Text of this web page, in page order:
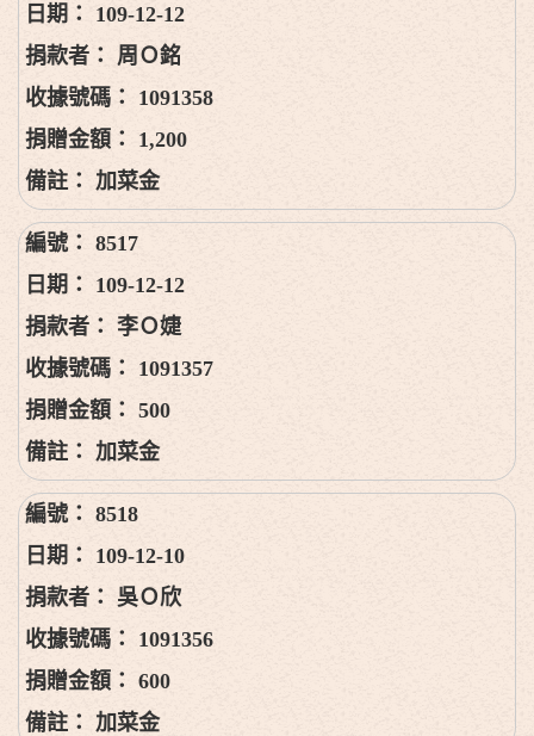
109-12-12
周Ｏ銘
1091358
1,200
加菜金
8517
109-12-12
李Ｏ婕
1091357
500
加菜金
8518
109-12-10
吳Ｏ欣
1091356
600
加菜金